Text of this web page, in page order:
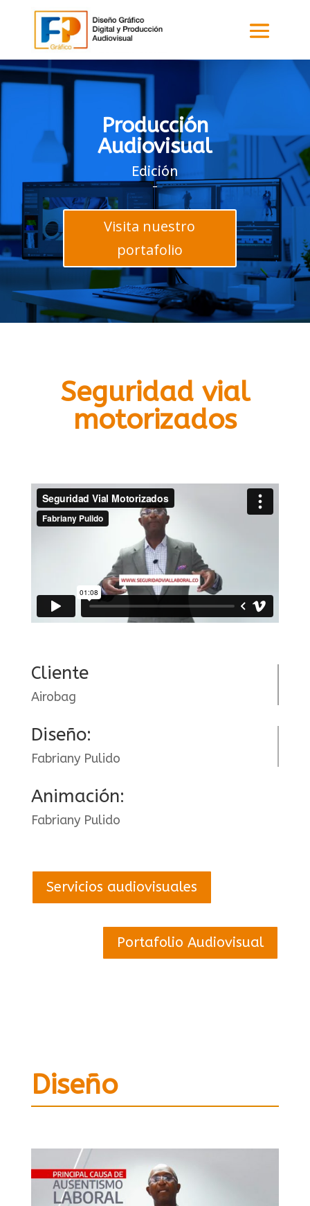
Producción
Audiovisual
Edición
–
Visita nuestro
portafolio
Seguridad vial
motorizados
Cliente
Airobag
Diseño:
Fabriany Pulido
Animación:
Fabriany Pulido
Servicios audiovisuales
Portafolio Audiovisual
Diseño